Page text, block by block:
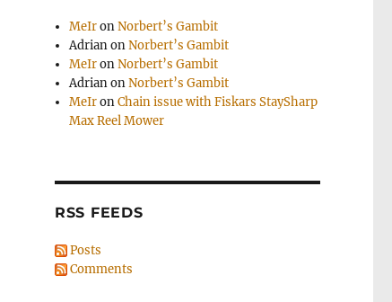
MeIronNorbert’s Gambit
AdrianonNorbert’s Gambit
MeIronNorbert’s Gambit
AdrianonNorbert’s Gambit
MeIronChain issue with Fiskars StaySharp
Max Reel Mower
RSS FEEDS
Posts
Comments